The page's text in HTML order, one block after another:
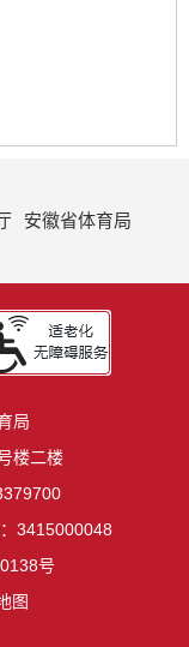
安徽省体育局
局
楼二楼
3415000048
号
图